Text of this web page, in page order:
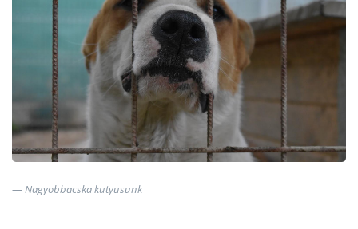
Nagyobbacska kutyusunk